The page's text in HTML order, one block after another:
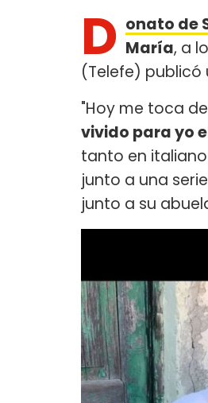
D onato de
María, a
(Telefe)
"Hoy me toca
vivido para yo
tanto en
junto a una
junto a su